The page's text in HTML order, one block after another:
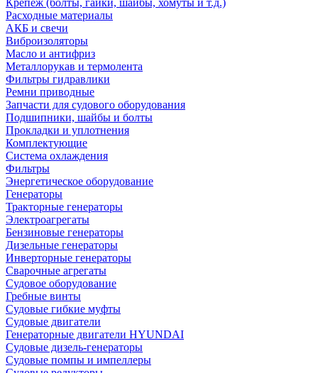
Крепеж (болты, гайки, шайбы, хомуты и т.д.)
Расходные материалы
АКБ и свечи
Виброизоляторы
Масло и антифриз
Металлорукав и термолента
Фильтры гидравлики
Ремни приводные
Запчасти для судового оборудования
Подшипники, шайбы и болты
Прокладки и уплотнения
Комплектующие
Система охлаждения
Фильтры
Энергетическое оборудование
Генераторы
Тракторные генераторы
Электроагрегаты
Бензиновые генераторы
Дизельные генераторы
Инверторные генераторы
Сварочные агрегаты
Судовое оборудование
Гребные винты
Судовые гибкие муфты
Судовые двигатели
Генераторные двигатели HYUNDAI
Судовые дизель-генераторы
Судовые помпы и импеллеры